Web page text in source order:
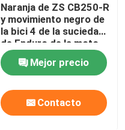
Naranja de ZS CB250-R
y movimiento negro de
la bici 4 de la suciedad
de Enduro de la moto
Mejor precio
Contacto